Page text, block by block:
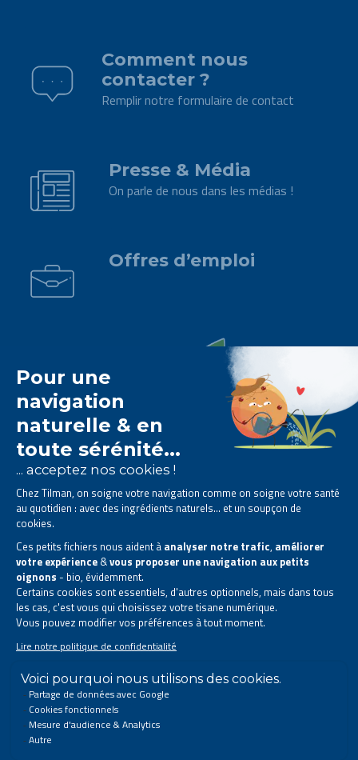
Comment nous
contacter ?
Remplir notre formulaire de contact
Presse & Média
On parle de nous dans les médias !
Offres d’emploi
Le laboratoire Tilman estspécialisé dans la
Il vous propose dessolutions naturelles à base de
plantes.
Des produits conçus pour améliorer votre quotidien.
Tous droits réservés. © 2026 Tilman
Ce site a été créé et est géré conformément au droit belge.